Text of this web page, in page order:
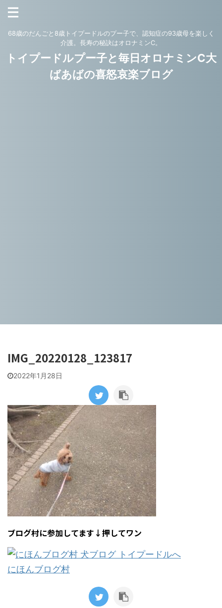
68歳のだんごと8歳トイプードルのプー子で、認知症の93歳母を楽しく
介護。長寿の秘訣はオロナミンC。
トイプードルプー子と毎日オロナミンC大
ばあばの喜怒哀楽ブログ
IMG_20220128_123817
2022年1月28日
ブログ村に参加してます↓押してワン
にほんブログ村